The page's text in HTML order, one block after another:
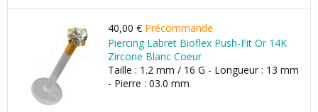
40,00 € Précommande
Piercing Labret Bioflex Push-Fit Or 14K
Zircone Blanc Coeur
Taille : 1.2 mm / 16 G - Longueur : 13 mm
- Pierre : 03.0 mm